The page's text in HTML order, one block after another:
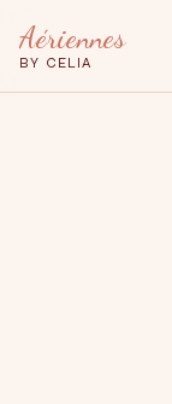
Aériennes
BY CELIA